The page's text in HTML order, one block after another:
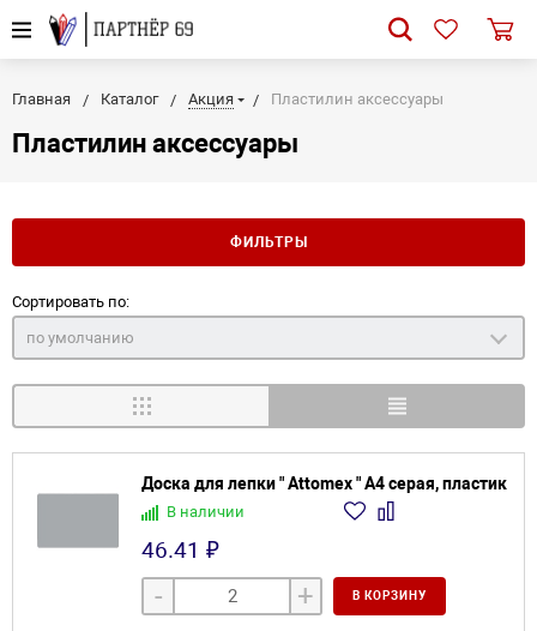
Главная Каталог Акция Пластилин аксессуары
Пластилин аксессуары
ФИЛЬТРЫ
Сортировать по:
по умолчанию
Доска для лепки " Attomex " А4 серая, пластик
В наличии
46.41 ₽
- + В КОРЗИНУ